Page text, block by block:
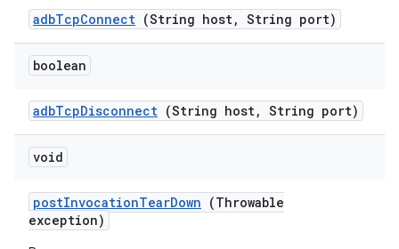
adbTcpConnect (String host, String port)
boolean
adbTcpDisconnect (String host, String port)
void
postInvocationTearDown (Throwable
exception)